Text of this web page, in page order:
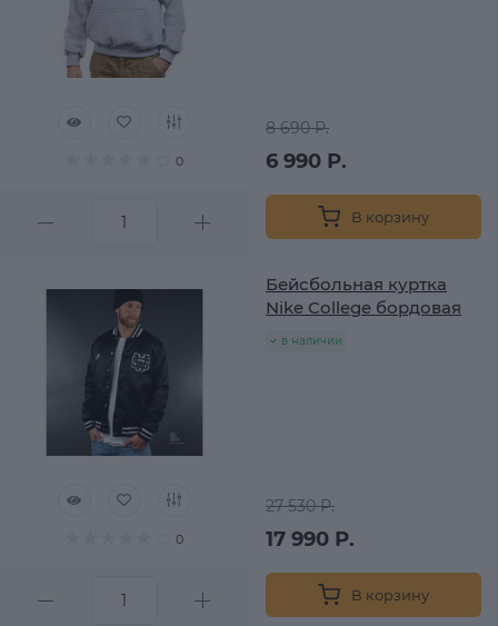
0
8 690 Р.
6 990 Р.
В корзину
0
Бейсбольная куртка
Nike College бордовая
в наличии
27 530 Р.
17 990 Р.
В корзину